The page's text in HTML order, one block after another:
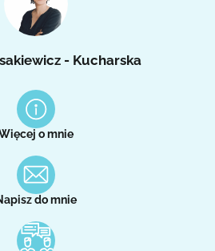
- Kucharska
o mnie
do mnie